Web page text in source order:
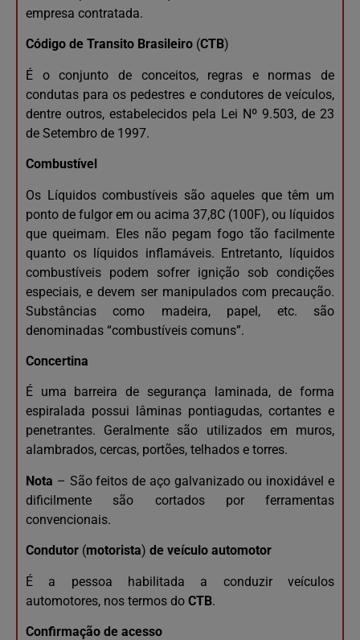
empresa contratada.
Código de Transito Brasileiro (CTB)
É o conjunto de conceitos, regras e normas de
condutas para os pedestres e condutores de veículos,
dentre outros, estabelecidos pela Lei Nº 9.503, de 23
de Setembro de 1997.
Combustível
Os Líquidos combustíveis são aqueles que têm um
ponto de fulgor em ou acima 37,8C (100F), ou líquidos
que queimam. Eles não pegam fogo tão facilmente
quanto os líquidos inflamáveis. Entretanto, líquidos
combustíveis podem sofrer ignição sob condições
especiais, e devem ser manipulados com precaução.
Substâncias como madeira, papel, etc. são
denominadas “combustíveis comuns”.
Concertina
É uma barreira de segurança laminada, de forma
espiralada possui lâminas pontiagudas, cortantes e
penetrantes. Geralmente são utilizados em muros,
alambrados, cercas, portões, telhados e torres.
Nota – São feitos de aço galvanizado ou inoxidável e
dificilmente são cortados por ferramentas
convencionais.
Condutor (motorista) de veículo automotor
É a pessoa habilitada a conduzir veículos
automotores, nos termos do CTB.
Confirmação de acesso